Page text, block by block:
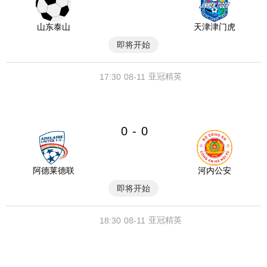
山东泰山
天津津门虎
即将开始
08-11
17:30 亚冠精英
阿德莱德联
0 - 0
河内公安
即将开始
08-11
18:30 亚冠精英